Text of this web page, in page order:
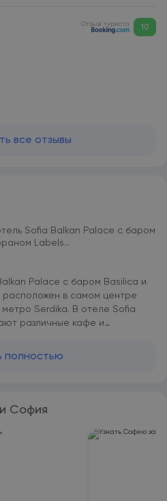
Отзыв туриста 10
все отзывы
Sofia Balkan Palace с баром
Labels...
Palace с баром Basilica и
в самом центре
В отеле Sofia
различные кафе и
В лобби и номерах
полностью
София